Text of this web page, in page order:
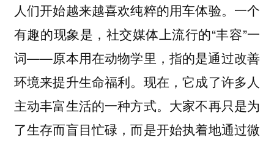
人们开始越来越喜欢纯粹的用车体验。一个
有趣的现象是，社交媒体上流行的“丰容”一
词——原本用在动物学里，指的是通过改善
环境来提升生命福利。现在，它成了许多人
主动丰富生活的一种方式。大家不再只是为
了生存而盲目忙碌，而是开始执着地通过微